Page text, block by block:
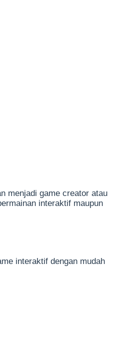
menjadi game creator atau
interaktif maupun
interaktif dengan mudah